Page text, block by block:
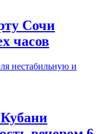
Сочи
часов